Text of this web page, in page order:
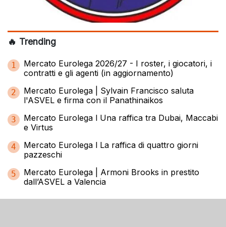
🔥 Trending
1
Mercato Eurolega 2026/27 - I roster, i giocatori, i
contratti e gli agenti (in aggiornamento)
2
Mercato Eurolega | Sylvain Francisco saluta
l'ASVEL e firma con il Panathinaikos
3
Mercato Eurolega l Una raffica tra Dubai, Maccabi
e Virtus
4
Mercato Eurolega l La raffica di quattro giorni
pazzeschi
5
Mercato Eurolega | Armoni Brooks in prestito
dall’ASVEL a Valencia